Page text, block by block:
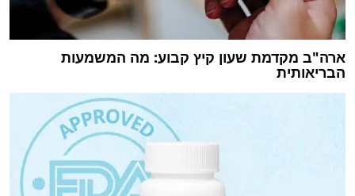
ארה"ב מקדמת שעון קיץ קבוע: מה המשמעות
הבריאותית